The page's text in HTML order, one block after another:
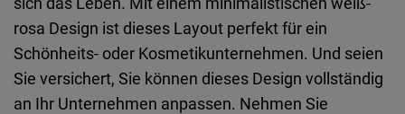
rosa Design ist dieses Layout perfekt für ein
Schönheits- oder Kosmetikunternehmen. Und seien
Sie versichert, Sie können dieses Design vollständig
an Ihr Unternehmen anpassen. Nehmen Sie